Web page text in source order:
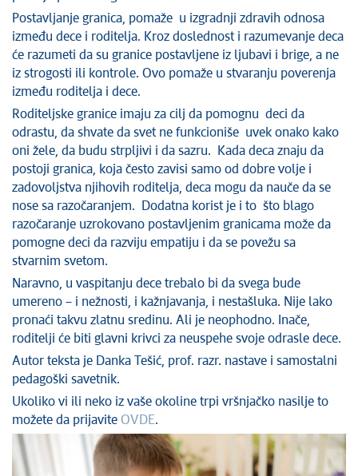
Postavljanje granica, pomaže u izgradnji zdravih odnosa
između dece i roditelja. Kroz doslednost i razumevanje deca
će razumeti da su granice postavljene iz ljubavi i brige, a ne
iz strogosti ili kontrole. Ovo pomaže u stvaranju poverenja
između roditelja i dece.
Roditeljske granice imaju za cilj da pomognu deci da
odrastu, da shvate da svet ne funkcioniše uvek onako kako
oni žele, da budu strpljivi i da sazru. Kada deca znaju da
postoji granica, koja često zavisi samo od dobre volje i
zadovoljstva njihovih roditelja, deca mogu da nauče da se
nose sa razočaranjem. Dodatna korist je i to što blago
razočaranje uzrokovano postavljenim granicama može da
pomogne deci da razviju empatiju i da se povežu sa
stvarnim svetom.
Naravno, u vaspitanju dece trebalo bi da svega bude
umereno – i nežnosti, i kažnjavanja, i nestašluka. Nije lako
pronaći takvu zlatnu sredinu. Ali je neophodno. Inače,
roditelji će biti glavni krivci za neuspehe svoje odrasle dece.
Autor teksta je Danka Tešić, prof. razr. nastave i samostalni
pedagoški savetnik.
Ukoliko vi ili neko iz vaše okoline trpi vršnjačko nasilje to
možete da prijavite OVDE.